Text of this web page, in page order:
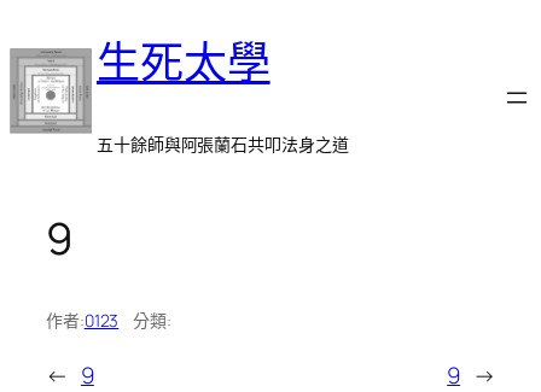
至
主
要
內
生死太學
五十餘師與阿張蘭石共叩法身之道
9
作者:0123 分類:
← 9 9 →